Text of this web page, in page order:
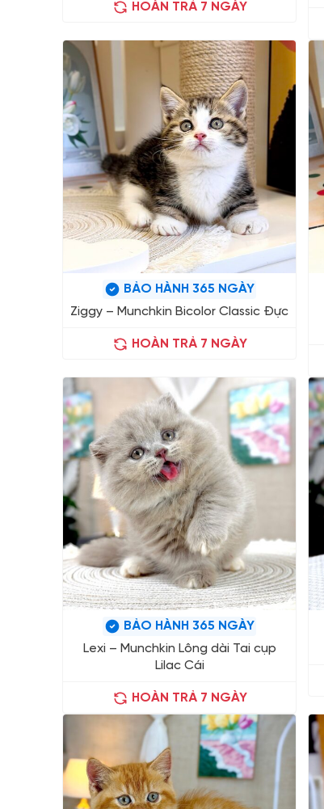
HOÀN TRẢ 7 NGÀY
BẢO HÀNH 365 NGÀY
Ziggy – Munchkin Bicolor Classic Đực
HOÀN TRẢ 7 NGÀY
BẢO HÀNH 365 NGÀY
Lexi – Munchkin Lông dài Tai cụp
Lilac Cái
HOÀN TRẢ 7 NGÀY